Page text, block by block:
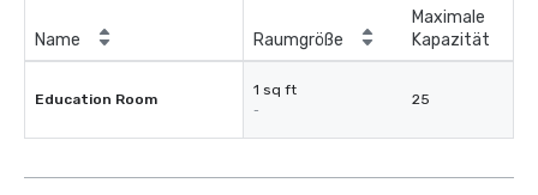
Name Raumgröße
Maximale
Kapazität
Education Room
1 sq ft
-
25